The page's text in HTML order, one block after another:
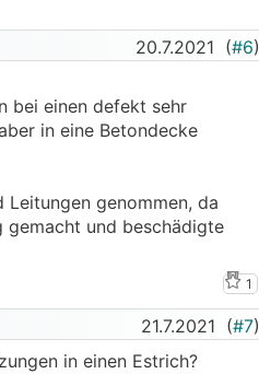
20.7.2021 (#6)
bei einen defekt sehr
in eine Betondecke
genommen, da
und beschädigte
1
21.7.2021 (#7)
in einen Estrich?